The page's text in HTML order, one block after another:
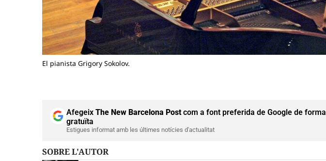
El pianista Grigory Sokolov.
Afegeix The New Barcelona Postcom a font preferida de Google de forma
gratuïta
Estigues informat amb les últimes notícies d'actualitat
SOBRE L'AUTOR